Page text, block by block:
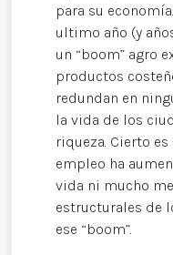
para su
ultimo año (y
un “boom” agro
productos
redundan en
la vida de los
riqueza. Cierto es
empleo ha
vida ni mucho
estructurales de
ese “boom”.